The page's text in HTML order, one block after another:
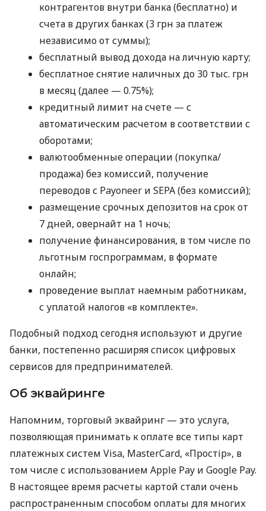
контрагентов внутри банка (бесплатно) и
счета в других банках (3 грн за платеж
независимо от суммы);
бесплатный вывод дохода на личную карту;
бесплатное снятие наличных до 30 тыс. грн
в месяц (далее — 0.75%);
кредитный лимит на счете — с
автоматическим расчетом в соответствии с
оборотами;
валютообменные операции (покупка/
продажа) без комиссий, получение
переводов с Payoneer и SEPA (без комиссий);
размещение срочных депозитов на срок от
7 дней, овернайт на 1 ночь;
получение финансирования, в том числе по
льготным госпрограммам, в формате
онлайн;
проведение выплат наемным работникам,
с уплатой налогов «в комплекте».
Подобный подход сегодня используют и другие
банки, постепенно расширяя список цифровых
сервисов для предпринимателей.
Об эквайринге
Напомним, торговый эквайринг — это услуга,
позволяющая принимать к оплате все типы карт
платежных систем Visa, MasterCard, «Простір», в
том числе с использованием Apple Pay и Google Pay.
В настоящее время расчеты картой стали очень
распространенным способом оплаты для многих